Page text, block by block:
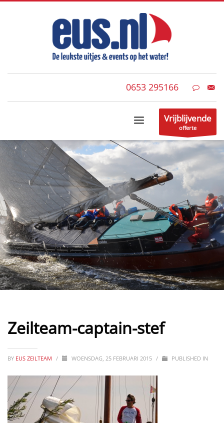
0653 295166
Vrijblijvende
offerte
Zeilteam-captain-stef
BY EUS ZEILTEAM / WOENSDAG, 25 FEBRUARI 2015 / PUBLISHED IN